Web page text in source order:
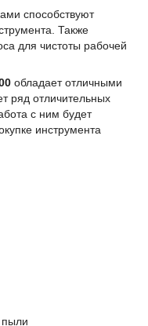
способствуют
Также
для чистоты рабочей
обладает отличными
ряд отличительных
с ним будет
инструмента
пыли